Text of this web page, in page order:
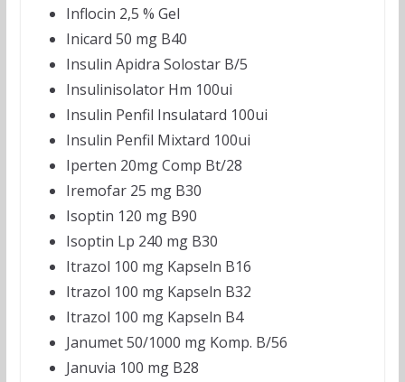
Inflocin 2,5 % Gel
Inicard 50 mg B40
Insulin Apidra Solostar B/5
Insulinisolator Hm 100ui
Insulin Penfil Insulatard 100ui
Insulin Penfil Mixtard 100ui
Iperten 20mg Comp Bt/28
Iremofar 25 mg B30
Isoptin 120 mg B90
Isoptin Lp 240 mg B30
Itrazol 100 mg Kapseln B16
Itrazol 100 mg Kapseln B32
Itrazol 100 mg Kapseln B4
Janumet 50/1000 mg Komp. B/56
Januvia 100 mg B28